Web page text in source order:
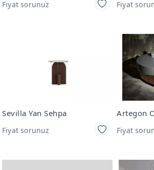
Fiyat sorunuz Fiyat
Sevilla Yan Sehpa
Fiyat sorunuz
Artegon
Fiyat